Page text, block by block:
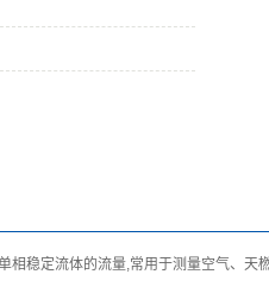
稳定流体的流量,常用于测量空气、天